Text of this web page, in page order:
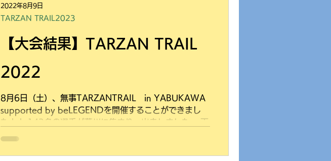
【大会結果】TARZAN TRAIL
2022
8月6日（土）、無事TARZANTRAIL in YABUKAWA
supported by beLEGENDを開催することができまし
た！！ 143名の選手が薮川に集まり、出走しました。 雨
TARZAN TRAIL2023
2022年8月9日